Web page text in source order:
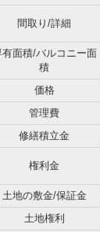
間取り/詳細
有面積/バルコニー面
積
価格
管理費
修繕積立金
権利金
土地の敷金/保証金
土地権利